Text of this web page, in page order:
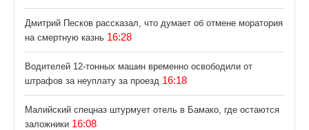
Дмитрий Песков рассказал, что думает об отмене моратория
на смертную казнь 16:28
Водителей 12-тонных машин временно освободили от
штрафов за неуплату за проезд 16:18
Малийский спецназ штурмует отель в Бамако, где остаются
заложники 16:08